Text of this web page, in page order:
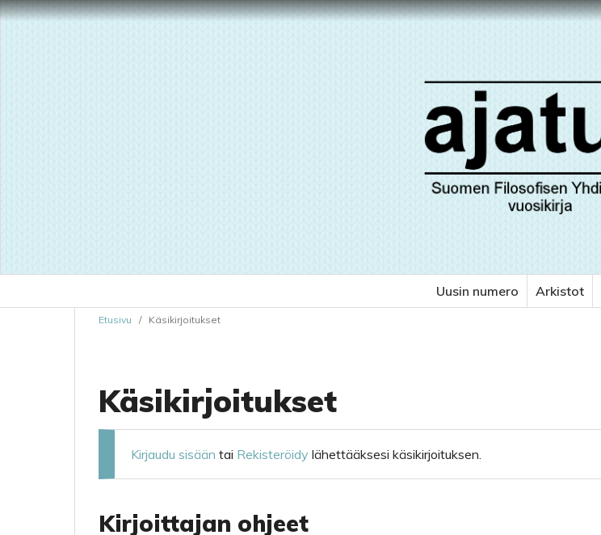
Uusin numero Arkistot
Etusivu / Käsikirjoitukset
Käsikirjoitukset
Kirjaudu sisään tai Rekisteröidy lähettääksesi käsikirjoituksen.
Kirjoittajan ohjeet